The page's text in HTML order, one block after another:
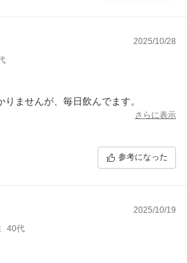
2025/10/28
ませんが、毎日飲んでます。
さらに表示
参考になった
2025/10/19
40代